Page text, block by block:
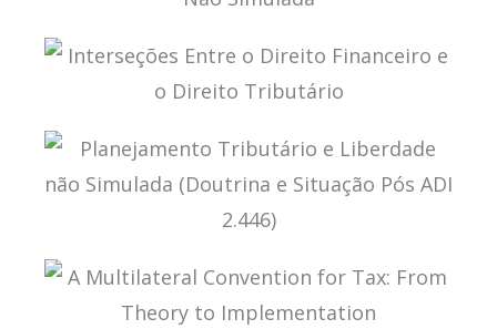
PLANEJAMENTO TRIBUTÁRIO E LIBERDADE NÃO
SIMULADA
INTERSEÇÕES ENTRE O DIREITO FINANCEIRO E O
DIREITO TRIBUTÁRIO
PLANEJAMENTO TRIBUTÁRIO E LIBERDADE NÃO
SIMULADA (DOUTRINA E SITUAÇÃO PÓS ADI